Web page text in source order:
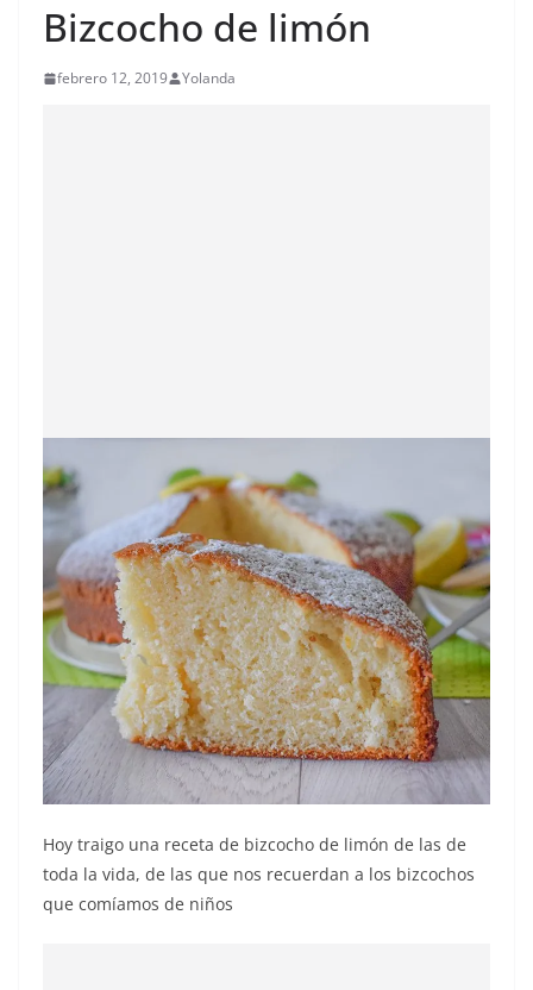
Bizcocho de limón
febrero 12, 2019 Yolanda
Hoy traigo una receta de bizcocho de limón de las de
toda la vida, de las que nos recuerdan a los bizcochos
que comíamos de niños